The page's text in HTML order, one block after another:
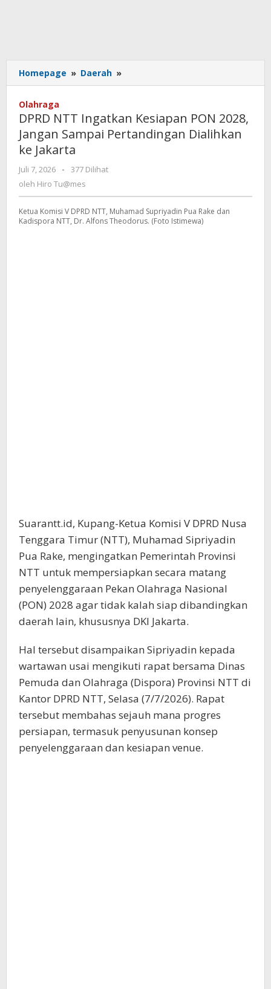
Homepage » Daerah »
NTT
PON
2028,
ke
Jakarta
Olahraga
DPRD NTT Ingatkan Kesiapan PON 2028,
Jangan Sampai Pertandingan Dialihkan
ke Jakarta
Juli 7, 2026
oleh
Hiro
Tu@mes
-
377 Dilihat
oleh Hiro Tu@mes
Ketua Komisi V DPRD NTT, Muhamad Supriyadin Pua Rake dan
Kadispora NTT, Dr. Alfons Theodorus. (Foto Istimewa)
Suarantt.id, Kupang-Ketua Komisi V DPRD Nusa
Tenggara Timur (NTT), Muhamad Sipriyadin
Pua Rake, mengingatkan Pemerintah Provinsi
NTT untuk mempersiapkan secara matang
penyelenggaraan Pekan Olahraga Nasional
(PON) 2028 agar tidak kalah siap dibandingkan
daerah lain, khususnya DKI Jakarta.
Hal tersebut disampaikan Sipriyadin kepada
wartawan usai mengikuti rapat bersama Dinas
Pemuda dan Olahraga (Dispora) Provinsi NTT di
Kantor DPRD NTT, Selasa (7/7/2026). Rapat
tersebut membahas sejauh mana progres
persiapan, termasuk penyusunan konsep
penyelenggaraan dan kesiapan venue.